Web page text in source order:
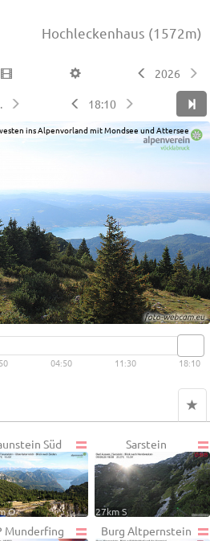
Hochleckenhaus (1572m)
2026
18:10
ins Alpenvorland mit Mondsee und Attersee
available → View
04:50 11:30 18:10
Süd
O
Sarstein
27km S
Munderfing Burg Altpernstein